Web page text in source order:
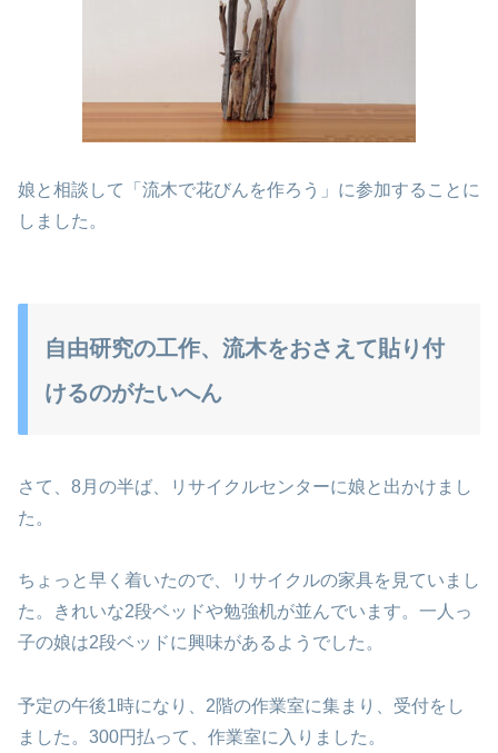
娘と相談して「流木で花びんを作ろう」に参加することに
しました。
自由研究の工作、流木をおさえて貼り付
けるのがたいへん
さて、8月の半ば、リサイクルセンターに娘と出かけまし
た。
ちょっと早く着いたので、リサイクルの家具を見ていまし
た。きれいな2段ベッドや勉強机が並んでいます。一人っ
子の娘は2段ベッドに興味があるようでした。
予定の午後1時になり、2階の作業室に集まり、受付をし
ました。300円払って、作業室に入りました。